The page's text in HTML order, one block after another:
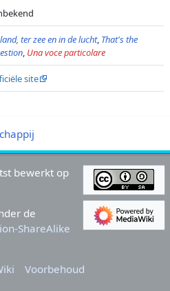
land, ter zee en in de lucht, That's the
, Una voce particolare
site
bewerkt op
de
ShareAlike
Voorbehoud